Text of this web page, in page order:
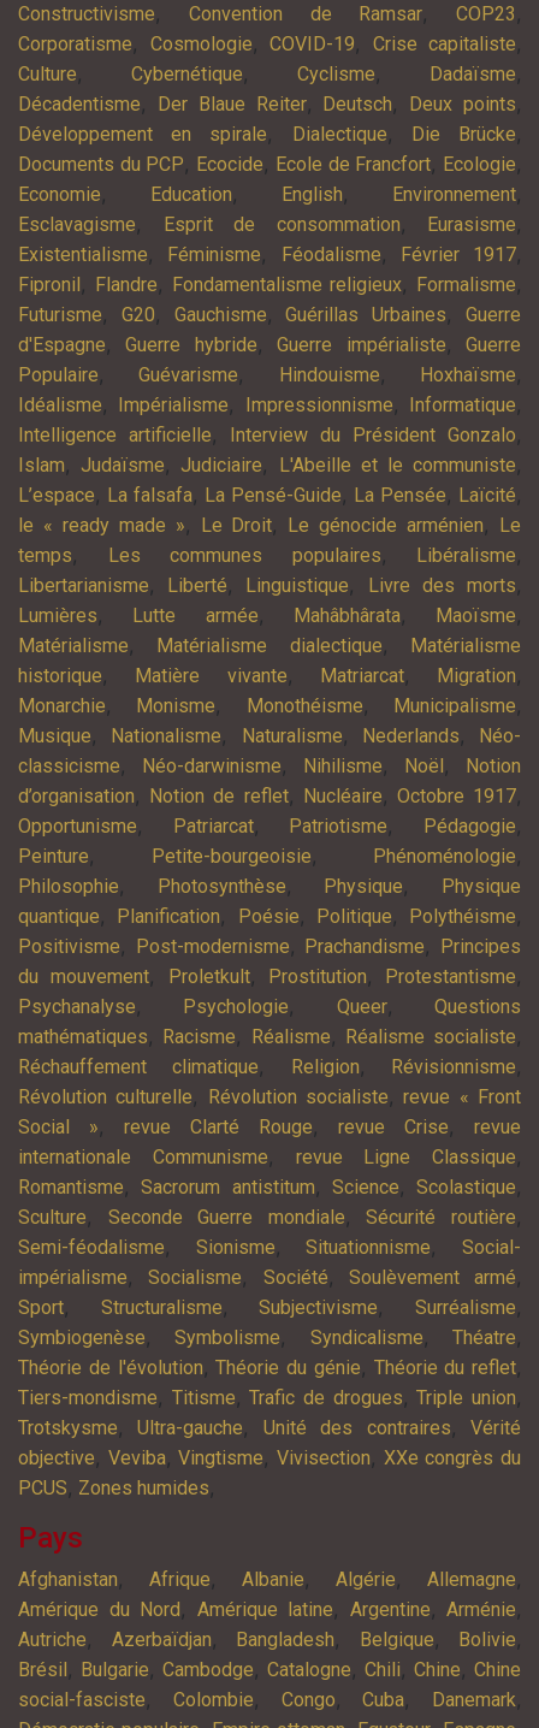
Constructivisme, Convention de Ramsar, COP23 ,
Corporatisme, Cosmologie, COVID-19, Crise capitaliste,
Culture, Cybernétique, Cyclisme, Dadaïsme,
Décadentisme, Der Blaue Reiter, Deutsch, Deux points,
Développement en spirale, Dialectique, Die Brücke,
Documents du PCP, Ecocide, Ecole de Francfort, Ecologie,
Economie, Education, English, Environnement,
Esclavagisme, Esprit de consommation, Eurasisme,
Existentialisme, Féminisme, Féodalisme, Février 1917,
Fipronil , Flandre, Fondamentalisme religieux, Formalisme,
Futurisme, G20, Gauchisme,Guérillas Urbaines,Guerre
d'Espagne,Guerre hybride,Guerre impérialiste,Guerre
Populaire,Guévarisme, Hindouisme, Hoxhaïsme,
Idéalisme, Impérialisme, Impressionnisme, Informatique,
Intelligence artificielle, Interview du Président Gonzalo,
Islam, Judaïsme, Judiciaire, L'Abeille et le communiste,
L’espace, La falsafa, La Pensé-Guide, La Pensée, Laïcité,
le « ready made », Le Droit, Le génocide arménien,
Le
temps, Les communes populaires, Libéralisme,
Libertarianisme, Liberté, Linguistique, Livre des morts,
Lumières, Lutte armée, Mahâbhârata, Maoïsme,
Matérialisme, Matérialisme dialectique,
Matérialisme
historique, Matière vivante, Matriarcat, Migration,
Monarchie, Monisme, Monothéisme, Municipalisme,
Musique, Nationalisme, Naturalisme, Nederlands,
Néo-
classicisme, Néo-darwinisme, Nihilisme, Noël ,
Notion
d’organisation, Notion de reflet, Nucléaire, Octobre 1917,
Opportunisme, Patriarcat, Patriotisme, Pédagogie,
Peinture, Petite-bourgeoisie, Phénoménologie,
Philosophie, Photosynthèse, Physique,
Physique
quantique, Planification, Poésie, Politique, Polythéisme,
Positivisme, Post-modernisme, Prachandisme,
Principes
du mouvement, Proletkult, Prostitution, Protestantisme,
Psychanalyse, Psychologie, Queer,Questions
mathématiques, Racisme, Réalisme, Réalisme socialiste,
Réchauffement climatique, Religion, Révisionnisme,
Révolution culturelle, Révolution socialiste,revue « Front
Social », revue Clarté Rouge, revue Crise, revue
internationale Communisme, revue Ligne Classique,
Romantisme,Sacrorum antistitum, Science, Scolastique,
Sculture, Seconde Guerre mondiale,Sécurité routière,
Semi-féodalisme, Sionisme,Situationnisme,Social-
impérialisme,Socialisme, Société, Soulèvement armé,
Sport, Structuralisme,Subjectivisme,Surréalisme,
Symbiogenèse,Symbolisme, Syndicalisme,Théatre,
Théorie de l'évolution,Théorie du génie, Théorie du reflet,
Tiers-mondisme, Titisme,Trafic de drogues,Triple union,
Trotskysme,Ultra-gauche, Unité des contraires,Vérité
objective, Veviba,Vingtisme,Vivisection, XXe congrès du
PCUS, Zones humides,
Pays
Afghanistan, Afrique, Albanie, Algérie, Allemagne,
Amérique du Nord , Amérique latine, Argentine, Arménie,
Autriche, Azerbaïdjan, Bangladesh, Belgique, Bolivie,
Brésil , Bulgarie, Cambodge, Catalogne, Chili, Chine, Chine
social-fasciste, Colombie, Congo,Cuba, Danemark,